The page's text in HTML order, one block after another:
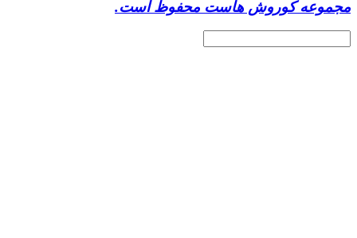
مجموعه کوروش هاست محفوظ است.